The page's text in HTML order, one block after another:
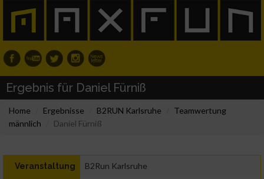
Ergebnis für Daniel Fürniß
Home Ergebnisse B2RUN Karlsruhe
Teamwertung
männlich
Daniel Fürniß
Veranstaltung B2Run Karlsruhe